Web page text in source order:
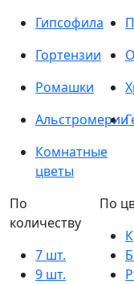
Гипсофила
Гортензии
Ромашки
Альстромерии
Комнатные
цветы
По
количеству
7 шт.
9 шт.
По